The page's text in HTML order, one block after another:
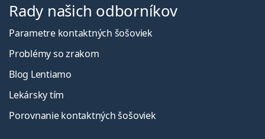
Rady našich odborníkov
Parametre kontaktných šošoviek
Problémy so zrakom
Blog Lentiamo
Lekársky tím
Porovnanie kontaktných šošoviek